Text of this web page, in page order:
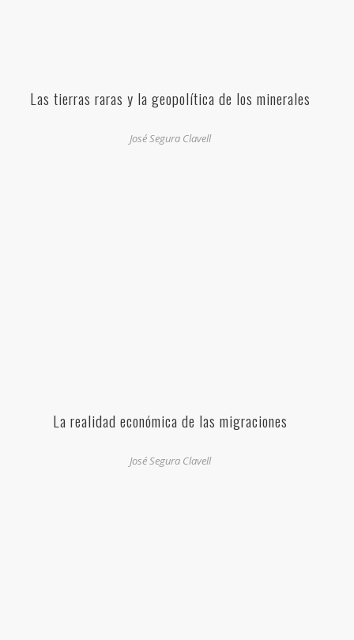
Las tierras raras y la geopolítica de los minerales
José Segura Clavell
La realidad económica de las migraciones
José Segura Clavell